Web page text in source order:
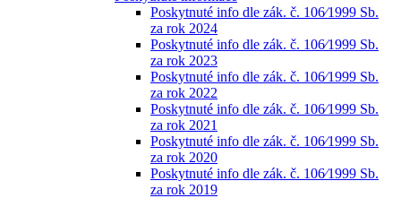
Poskytnuté info dle zák. č. 106⁄1999 Sb.
za rok 2024
Poskytnuté info dle zák. č. 106⁄1999 Sb.
za rok 2023
Poskytnuté info dle zák. č. 106⁄1999 Sb.
za rok 2022
Poskytnuté info dle zák. č. 106⁄1999 Sb.
za rok 2021
Poskytnuté info dle zák. č. 106⁄1999 Sb.
za rok 2020
Poskytnuté info dle zák. č. 106⁄1999 Sb.
za rok 2019